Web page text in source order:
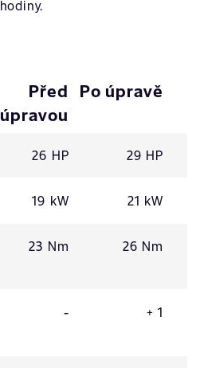
hodiny.
Před
úpravou
Po úpravě
26 HP 29 HP
19 kW 21 kW
23 Nm 26 Nm
- + 1